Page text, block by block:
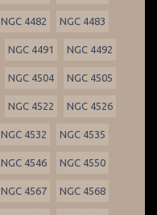
NGC 4482 NGC 4483
NGC 4491 NGC 4492
NGC 4504 NGC 4505
NGC 4522 NGC 4526
NGC 4532 NGC 4535
NGC 4546 NGC 4550
NGC 4567 NGC 4568